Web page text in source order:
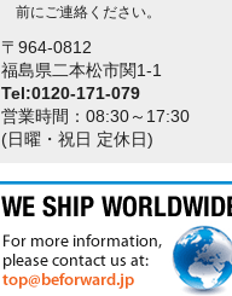
前にご連絡ください。
〒964-0812
福島県二本松市関1-1
Tel:0120-171-079
営業時間：08:30～17:30
(日曜・祝日 定休日)